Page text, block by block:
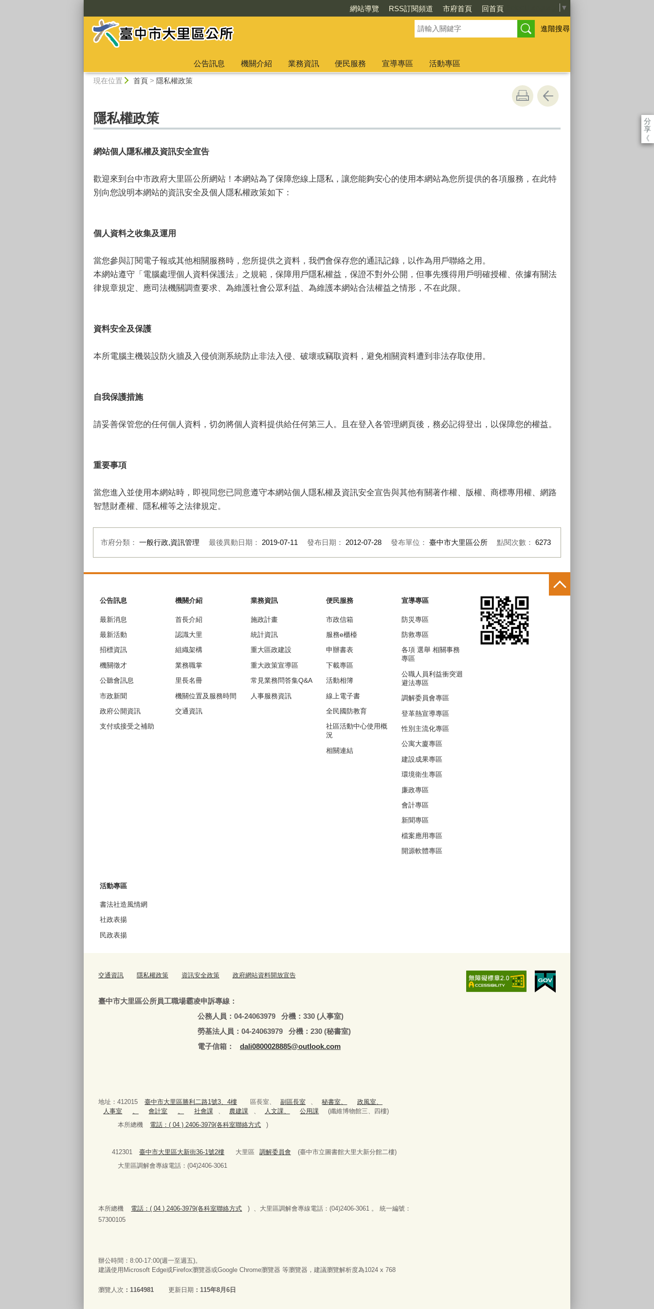
網站導覽 RSS訂閱頻道 市府首頁 回首頁 ▼
進階搜尋
公告訊息 機關介紹 業務資訊 便民服務 宣導專區
活動專區
現在位置 首頁> 隱私權政策
分
享
《
隱私權政策
網站個人隱私權及資訊安全宣告
歡迎來到台中市政府大里區公所網站！本網站為了保障您線上隱私，讓您能夠安心的使用本網站為您所提供的各項服務，在此特
別向您說明本網站的資訊安全及個人隱私權政策如下：
個人資料之收集及運用
當您參與訂閱電子報或其他相關服務時，您所提供之資料，我們會保存您的通訊記錄，以作為用戶聯絡之用。
本網站遵守「電腦處理個人資料保護法」之規範，保障用戶隱私權益，保證不對外公開，但事先獲得用戶明確授權、依據有關法
律規章規定、應司法機關調查要求、為維護社會公眾利益、為維護本網站合法權益之情形，不在此限。
資料安全及保護
本所電腦主機裝設防火牆及入侵偵測系統防止非法入侵、破壞或竊取資料，避免相關資料遭到非法存取使用。
自我保護措施
請妥善保管您的任何個人資料，切勿將個人資料提供給任何第三人。且在登入各管理網頁後，務必記得登出，以保障您的權益。
重要事項
當您進入並使用本網站時，即視同您已同意遵守本網站個人隱私權及資訊安全宣告與其他有關著作權、版權、商標專用權、網路
智慧財產權、隱私權等之法律規定。
市府分類： 一般行政,資訊管理 最後異動日期： 2019-07-11 發布日期： 2012-07-28 發布單位： 臺中市大里區公所 點閱次數： 6273
公告訊息
最新消息
最新活動
招標資訊
機關徵才
公聽會訊息
市政新聞
政府公開資訊
支付或接受之補助
機關介紹
首長介紹
認識大里
組織架構
業務職掌
里長名冊
機關位置及服務時間
交通資訊
業務資訊
施政計畫
統計資訊
重大區政建設
重大政策宣導區
常見業務問答集Q&A
人事服務資訊
便民服務
市政信箱
服務e櫃檯
申辦書表
下載專區
活動相簿
線上電子書
全民國防教育
社區活動中心使用概
況
相關連結
宣導專區
防災專區
防救專區
各項 選舉 相關事務
專區
公職人員利益衝突迴
避法專區
調解委員會專區
登革熱宣導專區
性別主流化專區
公寓大廈專區
建設成果專區
環境衛生專區
廉政專區
會計專區
新聞專區
檔案應用專區
開源軟體專區
活動專區
書法社造風情網
社政表揚
民政表揚
交通資訊 隱私權政策 資訊安全政策 政府網站資料開放宣告
臺中市大里區公所員工職場霸凌申訴專線：
公務人員：04-24063979 分機：330 (人事室)
勞基法人員：04-24063979 分機：230 (秘書室)
電子信箱：
dali0800028885@outlook.com
地址：412015 臺中市大里區勝利二路1號3、4樓 區長室、 副區長室 、 秘書室、
政風室、
人事室
、 會計室 、 社會課 、 農建課 、 人文課、 公用課
(纖維博物館三、四樓)
本所總機
電話：( 04 ) 2406-3979(各科室聯絡方式 )
412301 臺中市大里區大新街36-1號2樓 大里區 調解委員會
(臺中市立圖書館大里大新分館二樓)
大里區調解會專線電話：(04)2406-3061
本所總機 電話：( 04 ) 2406-3979(各科室聯絡方式
) 、大里區調解會專線電話：(04)2406-3061 。 統一編號：
57300105
辦公時間：8:00-17:00(週一至週五)。
建議使用Microsoft Edge或Firefox瀏覽器或Google Chrome瀏覽器 等瀏覽器，建議瀏覽解析度為1024 x 768
瀏覽人次 1164981 更新日期 115年8月6日